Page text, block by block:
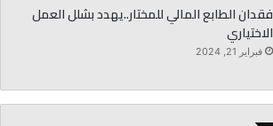
فقدان الطابع المالي للمختار..يهدد بشلل العمل
الاختياري
فبراير 21, 2024